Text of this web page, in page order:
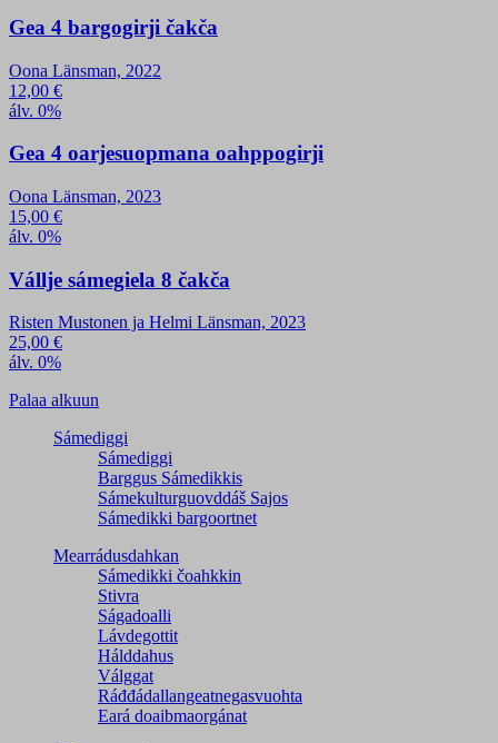
Gea 4 bargogirji čakča
Oona Länsman, 2022
12,00 €
álv. 0%
Gea 4 oarjesuopmana oahppogirji
Oona Länsman, 2023
15,00 €
álv. 0%
Vállje sámegiela 8 čakča
Risten Mustonen ja Helmi Länsman, 2023
25,00 €
álv. 0%
Palaa alkuun
Sámediggi
Sámediggi
Barggus Sámedikkis
Sámekulturguovddáš Sajos
Sámedikki bargoortnet
Mearrádusdahkan
Sámedikki čoahkkin
Stivra
Ságadoalli
Lávdegottit
Hálddahus
Válggat
Ráđđádallangeatnegas­vuohta
Eará doaibmaorgánat